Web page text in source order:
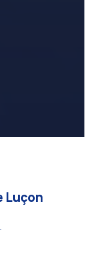
Luçon